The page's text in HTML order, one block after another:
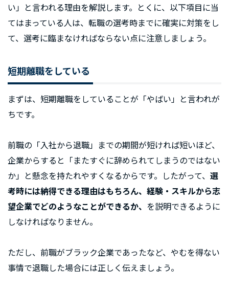
い」と言われる理由を解説します。とくに、以下項目に当
てはまっている人は、転職の選考時までに確実に対策をし
て、選考に臨まなければならない点に注意しましょう。
短期離職をしている
まずは、短期離職をしていることが「やばい」と言われが
ちです。
前職の「入社から退職」までの期間が短ければ短いほど、
企業からすると「またすぐに辞められてしまうのではない
か」と懸念を持たれやすくなるからです。したがって、 選
考時には納得できる理由はもちろん、経験・スキルから志
望企業でどのようなことができるか、 を説明できるように
しなければなりません。
ただし、前職がブラック企業であったなど、やむを得ない
事情で退職した場合には正しく伝えましょう。